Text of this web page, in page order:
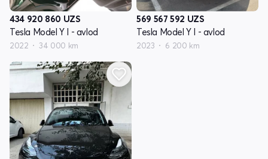
434 920 860 UZS
Tesla Model Y I - avlod
2022 34 000 km
569 567 592 UZS
Tesla Model Y I - avlod
2023 6 200 km